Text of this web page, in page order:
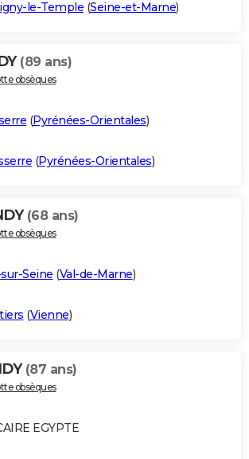
le-Temple (Seine-et-Marne)
(89 ans)
obsèques
(Pyrénées-Orientales)
(Pyrénées-Orientales)
(68 ans)
obsèques
Seine (Val-de-Marne)
(Vienne)
(87 ans)
obsèques
EGYPTE